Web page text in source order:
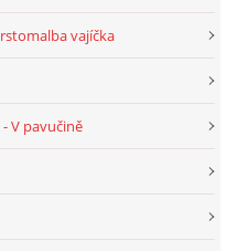
vajíčka
V pavučině